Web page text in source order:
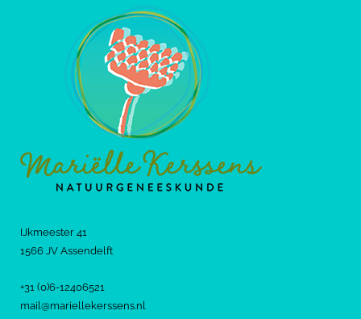
IJkmeester 41
1566 JV Assendelft
+31 (0)6-12406521
mail@mariellekerssens.nl